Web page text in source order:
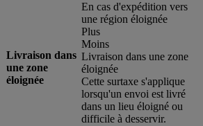
Livraison dans
une zone
éloignée
En cas d'expédition vers
une région éloignée
Plus
Moins
Livraison dans une zone
éloignée
Cette surtaxe s'applique
lorsqu'un envoi est livré
dans un lieu éloigné ou
difficile à desservir.